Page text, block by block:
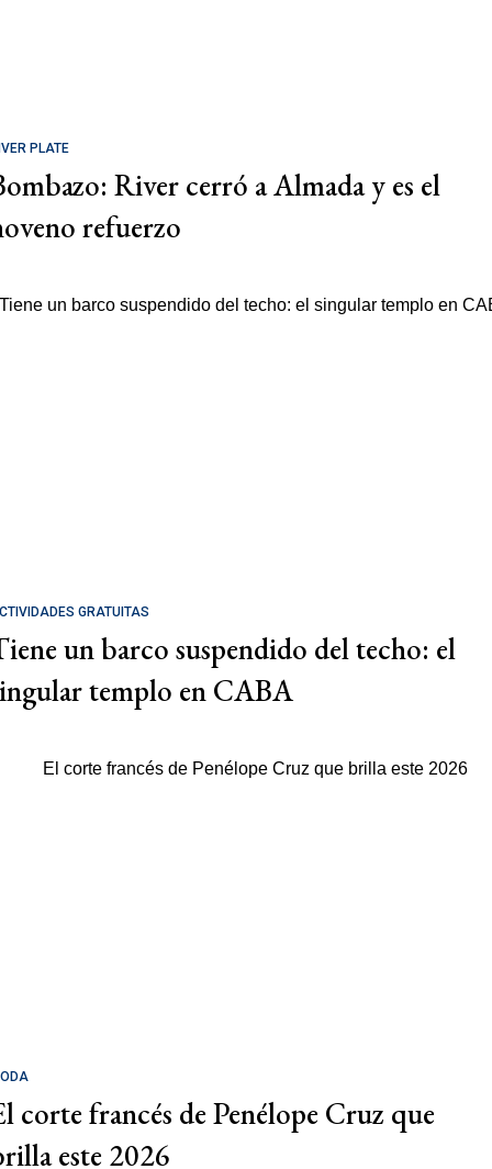
PLATE
River cerró a Almada y es el
refuerzo
GRATUITAS
un barco suspendido del techo: el
templo en CABA
corte francés de Penélope Cruz que
este 2026